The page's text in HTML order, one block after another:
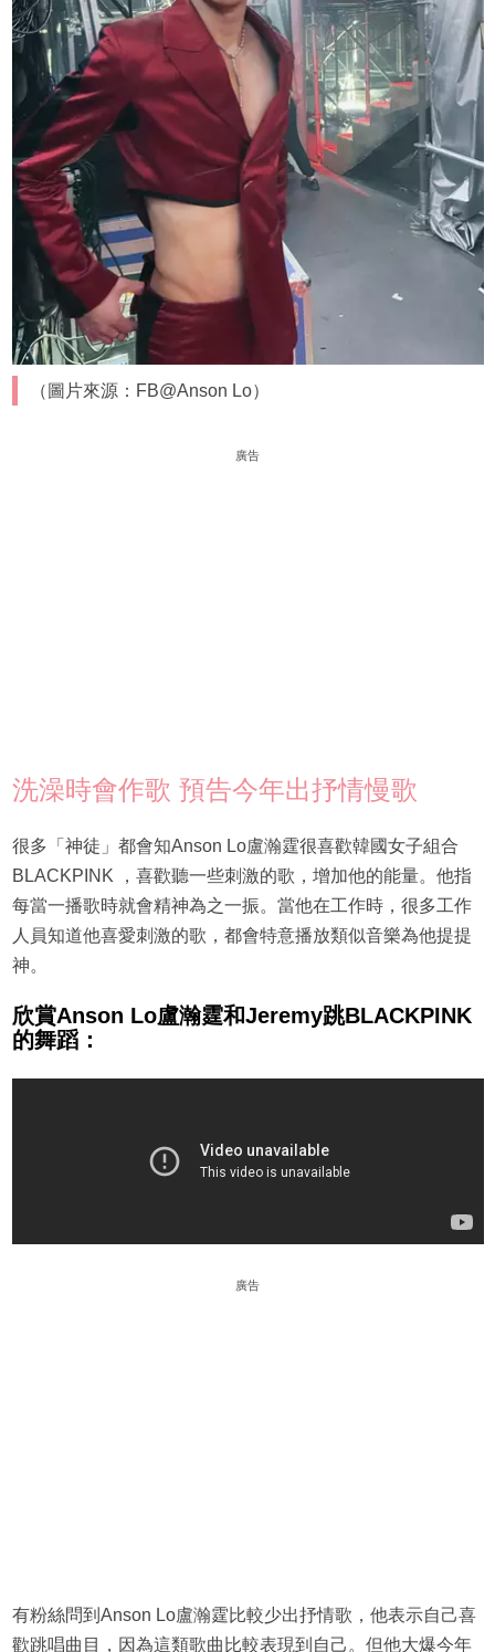
（圖片來源：FB@Anson Lo）
廣告
洗澡時會作歌 預告今年出抒情慢歌
很多「神徒」都會知Anson Lo盧瀚霆很喜歡韓國女子組合
BLACKPINK ，喜歡聽一些刺激的歌，增加他的能量。他指
每當一播歌時就會精神為之一振。當他在工作時，很多工作
人員知道他喜愛刺激的歌，都會特意播放類似音樂為他提提
神。
欣賞Anson Lo盧瀚霆和Jeremy跳BLACKPINK
的舞蹈：
廣告
有粉絲問到Anson Lo盧瀚霆比較少出抒情歌，他表示自己喜
歡跳唱曲目，因為這類歌曲比較表現到自己。但他大爆今年